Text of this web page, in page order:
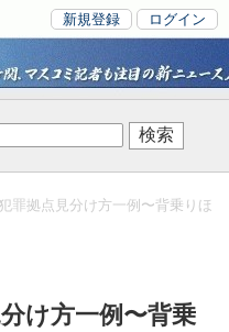
新規登録 ログイン
拠点見分け方一例〜背乗りほ
け方一例〜背乗